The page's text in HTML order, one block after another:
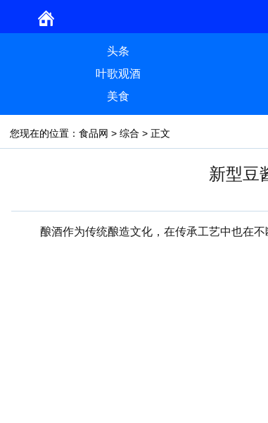
头条
叶歌观酒
美食
您现在的位置： 食品网 > 综合 > 正文
新型豆
酿酒作为传统酿造文化，在传承工艺中也在不